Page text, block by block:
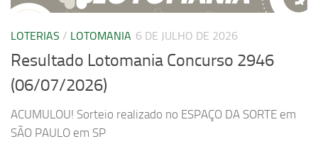
LOTERIAS / LOTOMANIA 6 DE JULHO DE 2026
Resultado Lotomania Concurso 2946
(06/07/2026)
ACUMULOU! Sorteio realizado no ESPAÇO DA SORTE em
SÃO PAULO em SP